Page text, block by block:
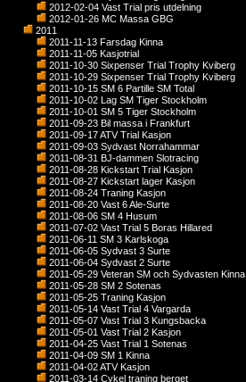
2012-02-04 Vast Trial pris utdelning
2012-01-26 MC Massa GBG
2011
2011-11-13 Farsdag Kinna
2011-11-05 Kasjotrial
2011-10-30 Sixpenser Trial Trophy Kviberg
2011-10-29 Sixpenser Trial Trophy Kviberg
2011-10-15 SM 6 Partille SM Total
2011-10-02 Lag SM Tiger Stockholm
2011-10-01 SM 5 Tiger Stockholm
2011-09-23 Bil massa i Frankfurt
2011-09-17 ATV Trial Kasjon
2011-09-03 Sydvast Norrahammar
2011-08-31 BJ-dammen Slotracing
2011-08-28 Kickstart Trial Kasjon
2011-08-27 Kickstart lager Kasjon
2011-08-24 Traning Kasjon
2011-08-20 Vast 6 Ale-Surte
2011-08-06 SM 4 Husum
2011-07-02 Vast Trial 5 Boras Hillared
2011-06-11 SM 3 Karlskoga
2011-06-05 Sydvast 3 Surte
2011-06-04 Sydvast 2 Surte
2011-05-29 Veteran SM och Sydvasten Kinna
2011-05-28 SM 2 Sotenas
2011-05-25 Traning Kasjon
2011-05-14 Vast Trial 4 Vargarda
2011-05-07 Vast Trial 3 Kungsbacka
2011-05-01 Vast Trial 2 Kasjon
2011-04-25 Vast Trial 1 Sotenas
2011-04-09 SM 1 Kinna
2011-04-02 ATV Kasjon
2011-03-14 Cykel traning berget